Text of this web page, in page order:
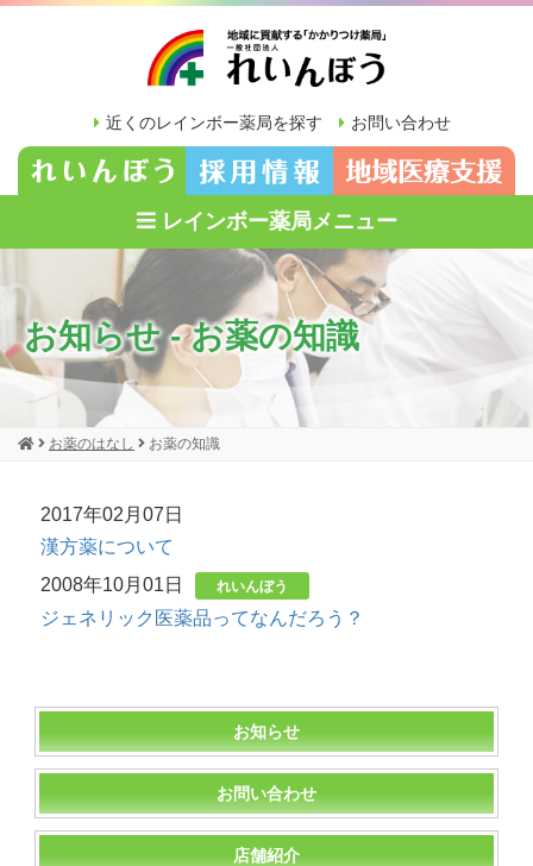
近くのレインボー薬局を探す お問い合わせ
レインボー薬局メニュー
お知らせ - お薬の知識
お薬のはなし お薬の知識
2017年02月07日
漢方薬について
2008年10月01日
れいんぼう
ジェネリック医薬品ってなんだろう？
お知らせ
お問い合わせ
店舗紹介